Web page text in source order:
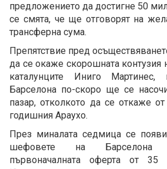
предложението да достигне 50
се смята, че ще отговорят на
трансферна сума.
Препятствие пред
да се окаже скорошната контузия
каталунците Иниго
Барселона по-скоро ще се
пазар, отколкото да се откаже
годишния Араухо.
През миналата седмица се
шефовете на Барселона
първоначалната оферта от